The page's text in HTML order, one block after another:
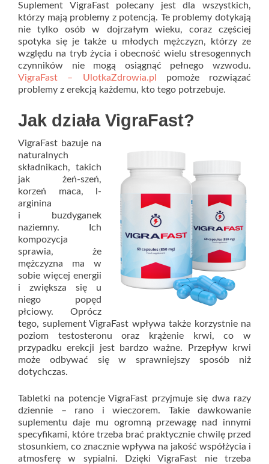
Suplement VigraFast polecany jest dla wszystkich,
którzy mają problemy z potencją. Te problemy dotykają
nie tylko osób w dojrzałym wieku, coraz częściej
spotyka się je także u młodych mężczyzn, którzy ze
względu na tryb życia i obecność wielu stresogennych
czynników nie mogą osiągnąć pełnego wzwodu.
VigraFast – UlotkaZdrowia.pl
pomoże rozwiązać
problemy z erekcją każdemu, kto tego potrzebuje.
Jak działa VigraFast?
VigraFast bazuje na
naturalnych
składnikach, takich
jak żeń-szeń,
korzeń maca, l-
arginina
i buzdyganek
naziemny. Ich
kompozycja
sprawia, że
mężczyzna ma w
sobie więcej energii
i zwiększa się u
niego popęd
płciowy. Oprócz
tego, suplement VigraFast wpływa także korzystnie na
poziom testosteronu oraz krążenie krwi, co w
przypadku erekcji jest bardzo ważne. Przepływ krwi
może odbywać się w sprawniejszy sposób niż
dotychczas.
Tabletki na potencje VigraFast przyjmuje się dwa razy
dziennie – rano i wieczorem. Takie dawkowanie
suplementu daje mu ogromną przewagę nad innymi
specyfikami, które trzeba brać praktycznie chwilę przed
stosunkiem, co znacznie wpływa na jakość współżycia i
atmosferę w sypialni. Dzięki VigraFast nie trzeba